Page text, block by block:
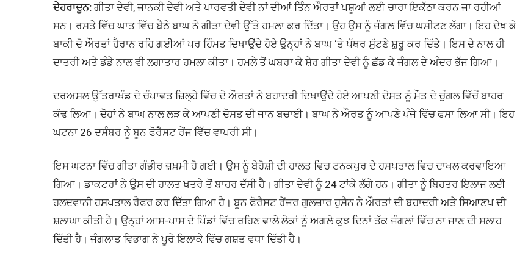
ਦੇਹਰਾਦੂਨ:ਗੀਤਾ ਦੇਵੀ, ਜਾਨਕੀ ਦੇਵੀ ਅਤੇ ਪਾਰਵਤੀ ਦੇਵੀ ਨਾਂ ਦੀਆਂ ਤਿੰਨ ਔਰਤਾਂ ਪਸ਼ੂਆਂ ਲਈ ਚਾਰਾ ਇਕੱਠਾ ਕਰਨ ਜਾ ਰਹੀਆਂ
ਸਨ। ਰਸਤੇ ਵਿੱਚ ਘਾਤ ਵਿੱਚ ਬੈਠੇ ਬਾਘ ਨੇ ਗੀਤਾ ਦੇਵੀ ਉੱਤੇ ਹਮਲਾ ਕਰ ਦਿੱਤਾ। ਉਹ ਉਸ ਨੂੰ ਜੰਗਲ ਵਿੱਚ ਘਸੀਟਣ ਲੱਗਾ। ਇਹ ਦੇਖ ਕੇ
ਬਾਕੀ ਦੋ ਔਰਤਾਂ ਹੈਰਾਨ ਰਹਿ ਗਈਆਂ ਪਰ ਹਿੰਮਤ ਦਿਖਾਉਂਦੇ ਹੋਏ ਉਨ੍ਹਾਂ ਨੇ ਬਾਘ ‘ਤੇ ਪੱਥਰ ਸੁੱਟਣੇ ਸ਼ੁਰੂ ਕਰ ਦਿੱਤੇ। ਇਸ ਦੇ ਨਾਲ ਹੀ
ਦਾਤਰੀ ਅਤੇ ਡੰਡੇ ਨਾਲ ਵੀ ਲਗਾਤਾਰ ਹਮਲਾ ਕੀਤਾ। ਹਮਲੇ ਤੋਂ ਘਬਰਾ ਕੇ ਸ਼ੇਰ ਗੀਤਾ ਦੇਵੀ ਨੂੰ ਛੱਡ ਕੇ ਜੰਗਲ ਦੇ ਅੰਦਰ ਭੱਜ ਗਿਆ।
ਦਰਅਸਲ ਉੱਤਰਾਖੰਡ ਦੇ ਚੰਪਾਵਤ ਜ਼ਿਲ੍ਹੇ ਵਿੱਚ ਦੋ ਔਰਤਾਂ ਨੇ ਬਹਾਦਰੀ ਦਿਖਾਉਂਦੇ ਹੋਏ ਆਪਣੀ ਦੋਸਤ ਨੂੰ ਮੌਤ ਦੇ ਚੁੰਗਲ ਵਿੱਚੋਂ ਬਾਹਰ
ਕੱਢ ਲਿਆ। ਦੋਹਾਂ ਨੇ ਬਾਘ ਨਾਲ ਲੜ ਕੇ ਆਪਣੀ ਦੋਸਤ ਦੀ ਜਾਨ ਬਚਾਈ। ਬਾਘ ਨੇ ਔਰਤ ਨੂੰ ਆਪਣੇ ਪੰਜੇ ਵਿੱਚ ਫਸਾ ਲਿਆ ਸੀ। ਇਹ
ਘਟਨਾ 26 ਦਸੰਬਰ ਨੂੰ ਬੂਨ ਫੋਰੈਸਟ ਰੇਂਜ ਵਿੱਚ ਵਾਪਰੀ ਸੀ।
ਇਸ ਘਟਨਾ ਵਿੱਚ ਗੀਤਾ ਗੰਭੀਰ ਜ਼ਖ਼ਮੀ ਹੋ ਗਈ। ਉਸ ਨੂੰ ਬੇਹੋਸ਼ੀ ਦੀ ਹਾਲਤ ਵਿਚ ਟਨਕਪੁਰ ਦੇ ਹਸਪਤਾਲ ਵਿਚ ਦਾਖਲ ਕਰਵਾਇਆ
ਗਿਆ। ਡਾਕਟਰਾਂ ਨੇ ਉਸ ਦੀ ਹਾਲਤ ਖਤਰੇ ਤੋਂ ਬਾਹਰ ਦੱਸੀ ਹੈ। ਗੀਤਾ ਦੇਵੀ ਨੂੰ 24 ਟਾਂਕੇ ਲੱਗੇ ਹਨ। ਗੀਤਾ ਨੂੰ ਬਿਹਤਰ ਇਲਾਜ ਲਈ
ਹਲਦਵਾਨੀ ਹਸਪਤਾਲ ਰੈਫਰ ਕਰ ਦਿੱਤਾ ਗਿਆ ਹੈ। ਬੂਨ ਫੋਰੈਸਟ ਰੇਂਜਰ ਗੁਲਜ਼ਾਰ ਹੁਸੈਨ ਨੇ ਔਰਤਾਂ ਦੀ ਬਹਾਦਰੀ ਅਤੇ ਸਿਆਣਪ ਦੀ
ਸ਼ਲਾਘਾ ਕੀਤੀ ਹੈ। ਉਨ੍ਹਾਂ ਆਸ-ਪਾਸ ਦੇ ਪਿੰਡਾਂ ਵਿੱਚ ਰਹਿਣ ਵਾਲੇ ਲੋਕਾਂ ਨੂੰ ਅਗਲੇ ਕੁਝ ਦਿਨਾਂ ਤੱਕ ਜੰਗਲਾਂ ਵਿੱਚ ਨਾ ਜਾਣ ਦੀ ਸਲਾਹ
ਦਿੱਤੀ ਹੈ। ਜੰਗਲਾਤ ਵਿਭਾਗ ਨੇ ਪੂਰੇ ਇਲਾਕੇ ਵਿੱਚ ਗਸ਼ਤ ਵਧਾ ਦਿੱਤੀ ਹੈ।